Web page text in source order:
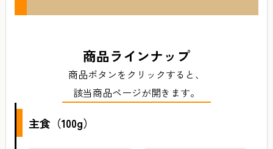
商品ラインナップ
商品ボタンをクリックすると、
該当商品ページが開きます。
主食（100g）